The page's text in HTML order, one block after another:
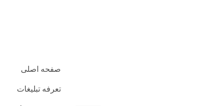
صفحه اصلی
تعرفه تبلیغات